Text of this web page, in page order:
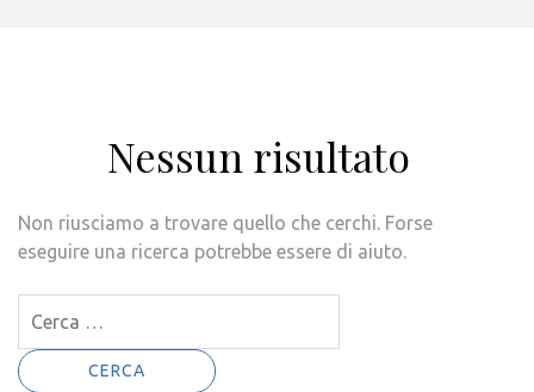
Nessun risultato
Non riusciamo a trovare quello che cerchi. Forse
eseguire una ricerca potrebbe essere di aiuto.
per: